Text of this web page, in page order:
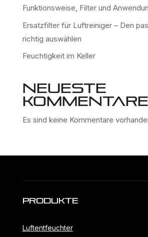
Funktionsweise, Filter und
Ersatzfilter für Luftreiniger – Den
richtig auswählen
Feuchtigkeit im Keller
Neueste
Kommentare
Es sind keine Kommentare
Produkte
Luftentfeuchter